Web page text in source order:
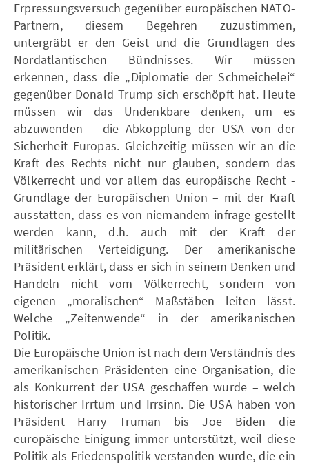
Erpressungsversuch gegenüber europäischen NATO-
Partnern, diesem Begehren zuzustimmen,
untergräbt er den Geist und die Grundlagen des
Nordatlantischen Bündnisses. Wir müssen
erkennen, dass die „Diplomatie der Schmeichelei“
gegenüber Donald Trump sich erschöpft hat. Heute
müssen wir das Undenkbare denken, um es
abzuwenden – die Abkopplung der USA von der
Sicherheit Europas. Gleichzeitig müssen wir an die
Kraft des Rechts nicht nur glauben, sondern das
Völkerrecht und vor allem das europäische Recht -
Grundlage der Europäischen Union – mit der Kraft
ausstatten, dass es von niemandem infrage gestellt
werden kann, d.h. auch mit der Kraft der
militärischen Verteidigung. Der amerikanische
Präsident erklärt, dass er sich in seinem Denken und
Handeln nicht vom Völkerrecht, sondern von
eigenen „moralischen“ Maßstäben leiten lässt.
Welche „Zeitenwende“ in der amerikanischen
Politik.
Die Europäische Union ist nach dem Verständnis des
amerikanischen Präsidenten eine Organisation, die
als Konkurrent der USA geschaffen wurde – welch
historischer Irrtum und Irrsinn. Die USA haben von
Präsident Harry Truman bis Joe Biden die
europäische Einigung immer unterstützt, weil diese
Politik als Friedenspolitik verstanden wurde, die ein